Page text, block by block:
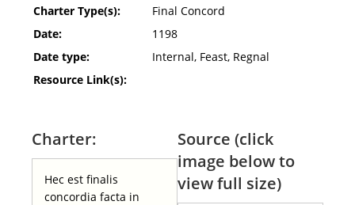
Charter Type(s):
Final Concord
Date:
1198
Date type:
Internal, Feast, Regnal
Resource Link(s):
Charter:
Hec est finalis
concordia facta in
Source (click
image below to
view full size)